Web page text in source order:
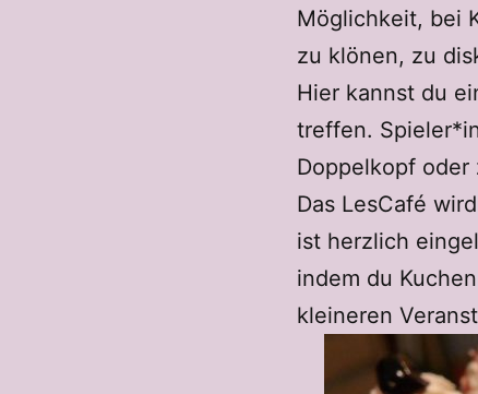
Möglichkeit, bei
zu klönen, zu
Hier kannst du
treffen.
Doppelkopf oder
Das LesCafé
ist herzlich
indem du
kleineren